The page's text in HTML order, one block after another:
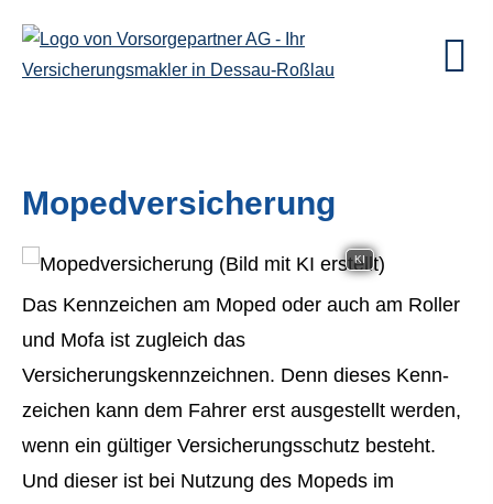
Mopedversicherung
KI
Das Kenn­zeichen am Moped oder auch am Roller
und Mofa ist zugleich das
Versicherungskennzeichnen. Denn dieses Kenn­
zeichen kann dem Fahrer erst ausgestellt werden,
wenn ein gültiger Versicherungsschutz besteht.
Und dieser ist bei Nutzung des Mopeds im